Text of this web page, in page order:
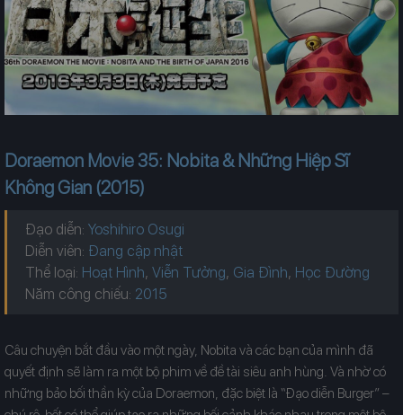
Doraemon Movie 35: Nobita & Những Hiệp Sĩ
Không Gian (2015)
Đạo diễn: Yoshihiro Osugi
Diễn viên: Đang cập nhật
Thể loại: Hoạt Hình, Viễn Tưởng, Gia Đình, Học Đường
Năm công chiếu:
Câu chuyện bắt đầu vào một ngày, Nobita và các bạn của mình đã
quyết định sẽ làm ra một bộ phim về đề tài siêu anh hùng. Và nhờ có
những bảo bối thần kỳ của Doraemon, đặc biệt là “Đạo diễn Burger” –